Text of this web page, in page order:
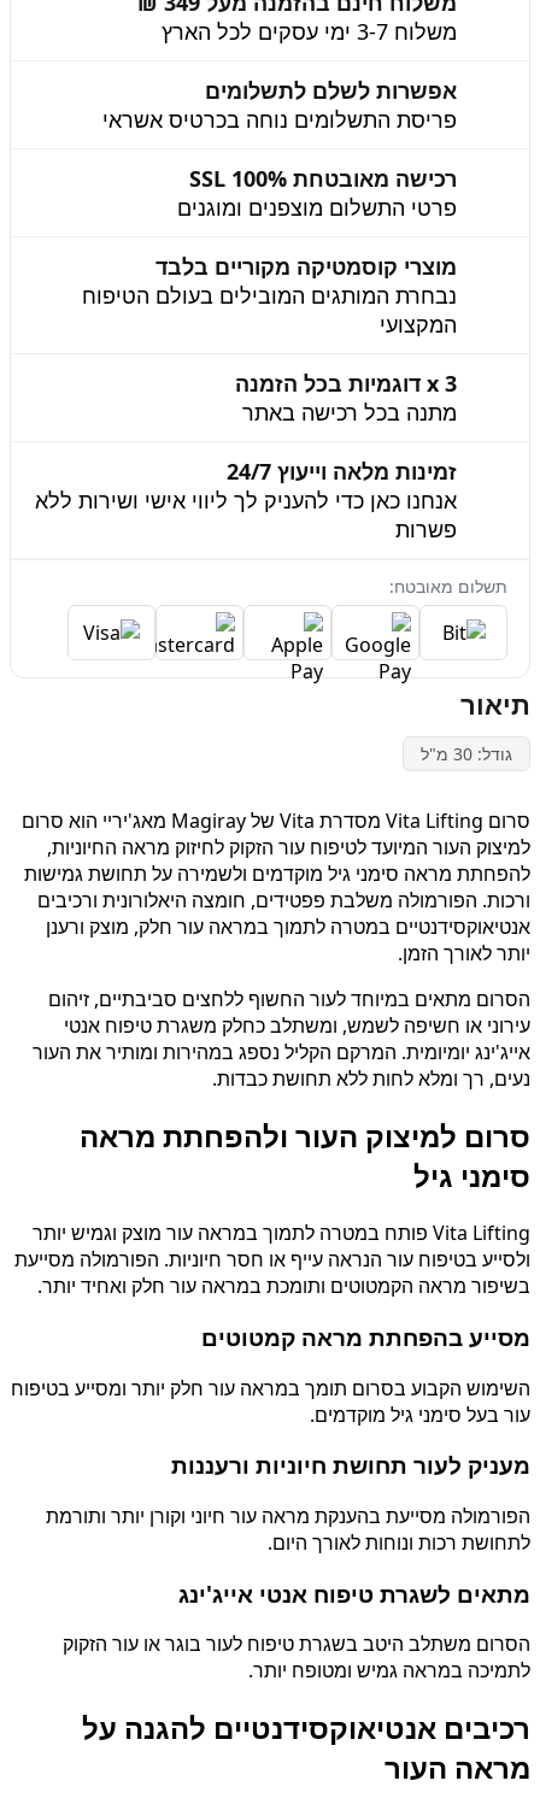
משלוח 3-7 ימי עסקים לכל הארץ
אפשרות לשלם לתשלומים
פריסת התשלומים נוחה בכרטיס אשראי
רכישה מאובטחת 100% SSL
פרטי התשלום מוצפנים ומוגנים
מוצרי קוסמטיקה מקוריים בלבד
נבחרת המותגים המובילים בעולם הטיפוח
המקצועי
3 x דוגמיות בכל הזמנה
מתנה בכל רכישה באתר
זמינות מלאה וייעוץ 24/7
אנחנו כאן כדי להעניק לך ליווי אישי ושירות ללא
פשרות
תשלום מאובטח:
תיאור
גודל: 30 מ"ל
סרום Vita Lifting מסדרת Vita של Magiray מאג'יריי הוא סרום
למיצוק העור המיועד לטיפוח עור הזקוק לחיזוק מראה החיוניות,
להפחתת מראה סימני גיל מוקדמים ולשמירה על תחושת גמישות
ורכות. הפורמולה משלבת פפטידים, חומצה היאלורונית ורכיבים
אנטיאוקסידנטיים במטרה לתמוך במראה עור חלק, מוצק ורענן
יותר לאורך הזמן.
הסרום מתאים במיוחד לעור החשוף ללחצים סביבתיים, זיהום
עירוני או חשיפה לשמש, ומשתלב כחלק משגרת טיפוח אנטי
אייג'ינג יומיומית. המרקם הקליל נספג במהירות ומותיר את העור
נעים, רך ומלא לחות ללא תחושת כבדות.
סרום למיצוק העור ולהפחתת מראה
סימני גיל
Vita Lifting פותח במטרה לתמוך במראה עור מוצק וגמיש יותר
ולסייע בטיפוח עור הנראה עייף או חסר חיוניות. הפורמולה מסייעת
בשיפור מראה הקמטוטים ותומכת במראה עור חלק ואחיד יותר.
מסייע בהפחתת מראה קמטוטים
השימוש הקבוע בסרום תומך במראה עור חלק יותר ומסייע בטיפוח
עור בעל סימני גיל מוקדמים.
מעניק לעור תחושת חיוניות ורעננות
הפורמולה מסייעת בהענקת מראה עור חיוני וקורן יותר ותורמת
לתחושת רכות ונוחות לאורך היום.
מתאים לשגרת טיפוח אנטי אייג'ינג
הסרום משתלב היטב בשגרת טיפוח לעור בוגר או עור הזקוק
לתמיכה במראה גמיש ומטופח יותר.
רכיבים אנטיאוקסידנטיים להגנה על
מראה העור